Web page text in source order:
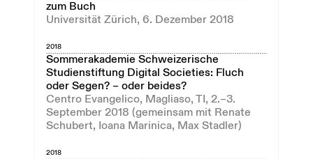
zum Buch
Universität Zürich, 6. Dezember 2018
2018
Sommerakademie Schweizerische
Studienstiftung Digital Societies: Fluch
oder Segen? – oder beides?
Centro Evangelico, Magliaso, TI, 2.–3.
September 2018 (gemeinsam mit Renate
Schubert, Ioana Marinica, Max Stadler)
2018